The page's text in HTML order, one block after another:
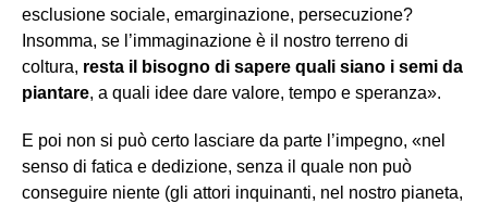
esclusione sociale, emarginazione, persecuzione?
Insomma, se l’immaginazione è il nostro terreno di
coltura, resta il bisogno di sapere quali siano i semi da
piantare, a quali idee dare valore, tempo e speranza».
E poi non si può certo lasciare da parte l’impegno, «nel
senso di fatica e dedizione, senza il quale non può
conseguire niente (gli attori inquinanti, nel nostro pianeta,